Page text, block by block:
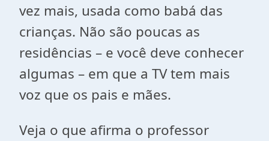
vez mais, usada como babá das
crianças. Não são poucas as
residências – e você deve conhecer
algumas – em que a TV tem mais
voz que os pais e mães.
Veja o que afirma o professor